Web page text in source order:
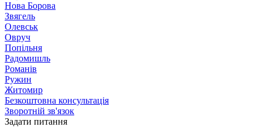
Нова Борова
Звягель
Олевськ
Овруч
Попільня
Радомишль
Романів
Ружин
Житомир
Безкоштовна консультація
Зворотній зв'язок
Задати питання